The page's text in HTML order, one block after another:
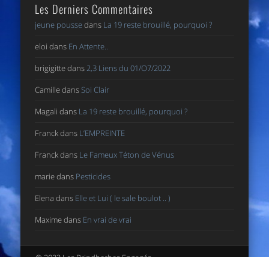
Les Derniers Commentaires
jeune poussedans La 19 reste brouillé, pourquoi ?
eloi dans En Attente..
brigigittedans 2,3 Liens du 01/O7/2022
Camilledans Soi Clair
Magali dans La 19 reste brouillé, pourquoi ?
Franckdans L’EMPREINTE
Franckdans Le Fameux Téton de Vénus
mariedans Pesticides
Elena dans Elle et Lui ( le sale boulot .. )
Maximedans En vrai de vrai